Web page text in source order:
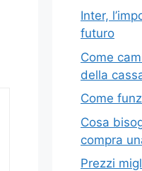
Inter,
futuro
Come
della
Come
Cosa
compra
Prezzi